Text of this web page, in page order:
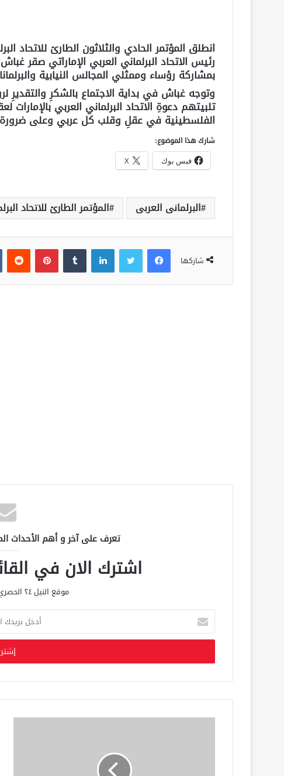
انطلق المؤتمر الحادي والثلاثون الطارئ للاتحاد
رئيس الاتحاد البرلماني العربي الإماراتي صقر
بمشاركة رؤساء وممثلي المجالس النيابية
وتوجه غباش في بداية الاجتماع بالشكرِ والتقديرِ
تلبيتهم دعوةِ الاتحاد البرلماني العربي
الفلسطينية في عقلِ وقلب كل عربي وعلى
شارك هذا الموضوع:
فيس بوك X
البرلمانى العربى المؤتمر الطارئ للاتحاد
شاركها
فيسبوك لينكدإن بينتيريست
تعرف على آخر و أهم الأحداث
اشترك الان في
موقع النيل ٢٤ الحصري علي مدار الساعة
خ
ب
د
ك